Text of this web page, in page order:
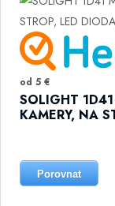
od 5 €
SOLIGHT
KAMERY, NA
Porovnat